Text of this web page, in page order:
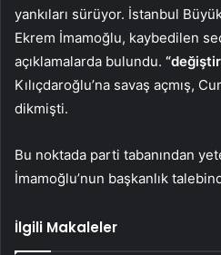
yankıları sürüyor. İstanbul
Ekrem İmamoğlu, kaybedilen
açıklamalarda bulundu.
Kılıçdaroğlu’na savaş açmış,
dikmişti.
Bu noktada parti tabanından
İmamoğlu’nun başkanlık
İlgili Makaleler